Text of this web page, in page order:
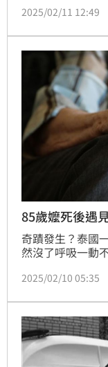
類似離奇又新奇
來，復活後的老
被傳開後也被泰
2025/02/11 12:49
85歲嬤死後遇
奇蹟發生？泰國
然沒了呼吸一動
原本應該已經過
2025/02/10 05:35